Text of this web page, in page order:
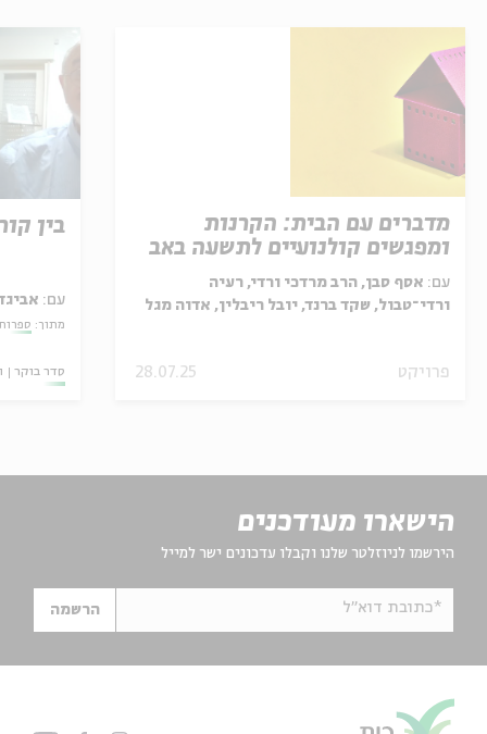
מדברים עם הבית: הקרנות
ומפגשים קולנועיים לתשעה באב
עם: אסף סבן, הרב מרדכי ורדי, רעיה
ורדי־טבול, שקד ברנד, יובל ריבלין, אדוה מגל
פרויקט 28.07.25
בין
עם:
מתוך:
סדר בוקר
הישארו מעודכנים
הירשמו לניוזלטר שלנו וקבלו עדכונים ישר למייל
*כתובת דוא"ל הרשמה